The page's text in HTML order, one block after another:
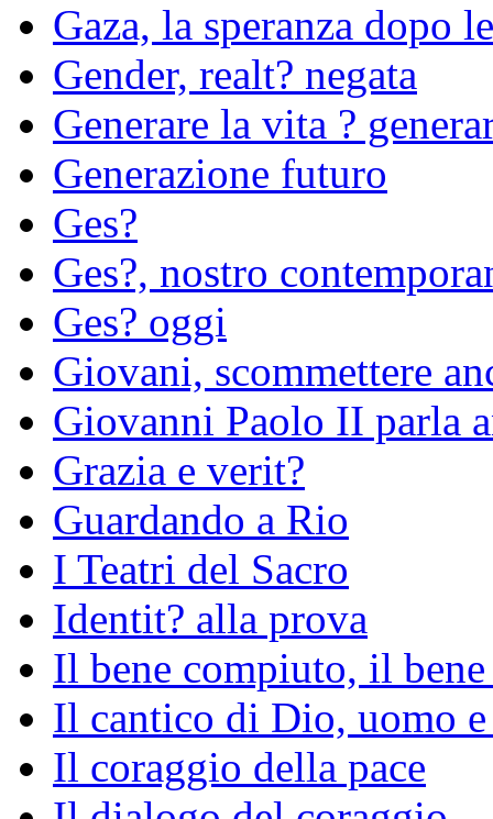
Gaza, la speranza dopo
Gender, realt? negata
Generare la vita ?
Generazione futuro
Ges?
Ges?, nostro
Ges? oggi
Giovani, scommettere
Giovanni Paolo II parla
Grazia e verit?
Guardando a Rio
I Teatri del Sacro
Identit? alla prova
Il bene compiuto, il
Il cantico di Dio, uomo e
Il coraggio della pace